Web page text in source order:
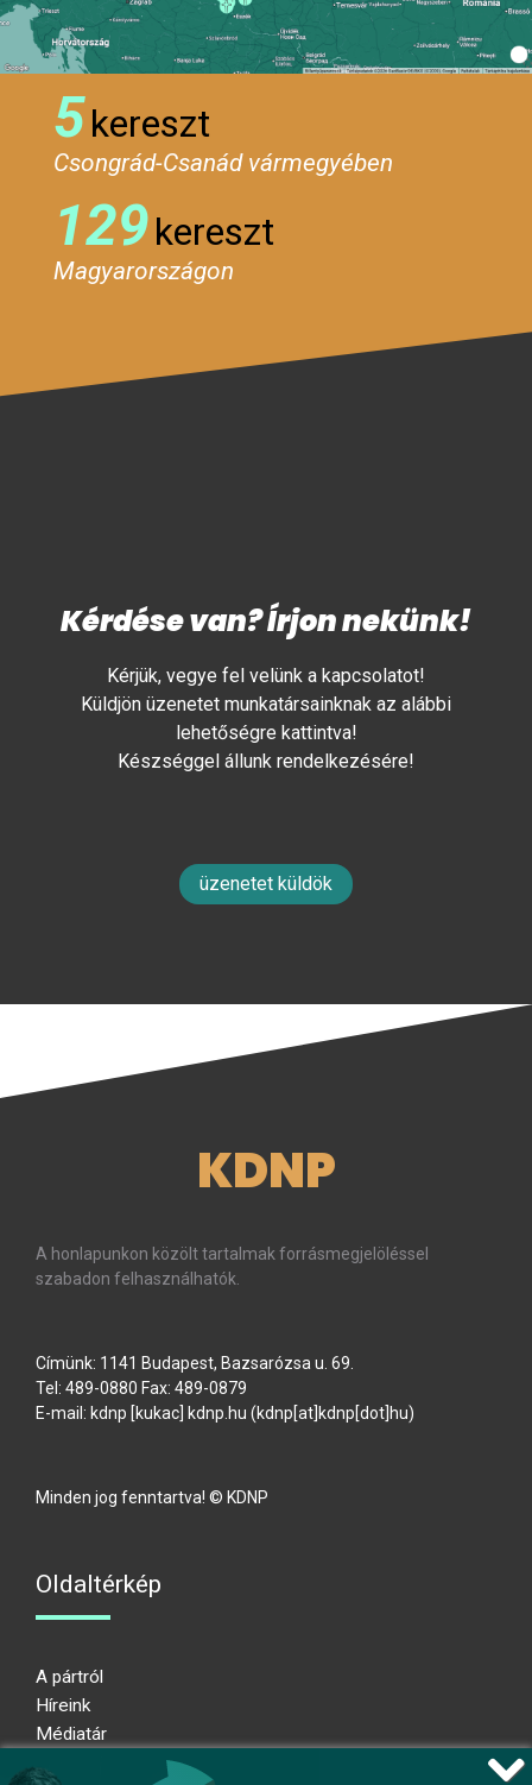
5kereszt
Csongrád-Csanád vármegyében
129kereszt
Magyarországon
Kérdése van? Írjon nekünk!
Kérjük, vegye fel velünk a kapcsolatot!
Küldjön üzenetet munkatársainknak az alábbi
lehetőségre kattintva!
Készséggel állunk rendelkezésére!
üzenetet küldök
KDNP
A honlapunkon közölt tartalmak forrásmegjelöléssel
szabadon felhasználhatók.
Címünk: 1141 Budapest, Bazsarózsa u. 69.
Tel: 489-0880 Fax: 489-0879
E-mail: kdnp [kukac] kdnp.hu (kdnp[at]kdnp[dot]hu)
Minden jog fenntartva! © KDNP
Oldaltérkép
A pártról
Híreink
Médiatár